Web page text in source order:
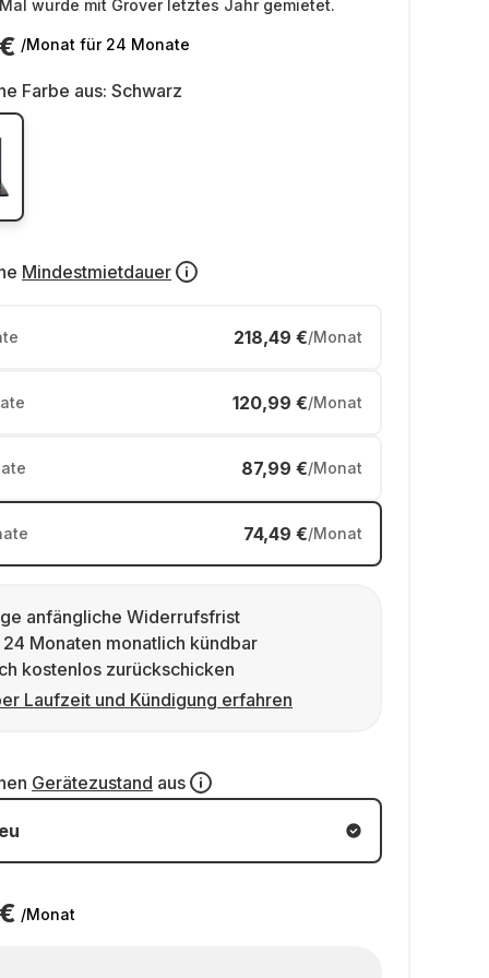
wurde mit Grover letztes Jahr gemietet.
/Monat für 24 Monate
Farbe aus: Schwarz
Mindestmietdauer
218,49 €/Monat
120,99 €/Monat
87,99 €/Monat
74,49 €/Monat
anfängliche Widerrufsfrist
24 Monaten monatlich kündbar
kostenlos zurückschicken
Laufzeit und Kündigung erfahren
Gerätezustand aus
/Monat